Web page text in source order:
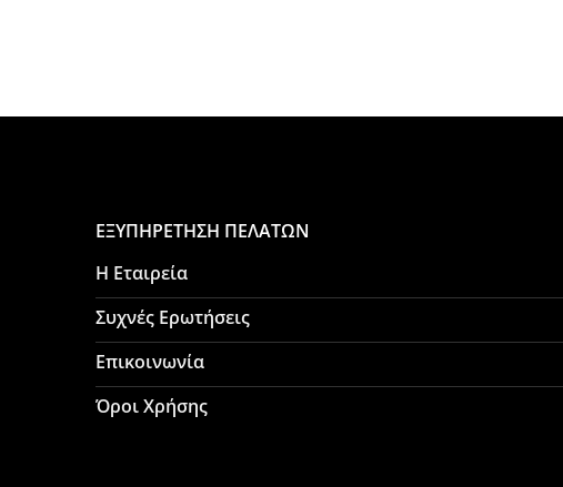
ΕΞΥΠΗΡΕΤΗΣΗ ΠΕΛΑΤΩΝ
Η Εταιρεία
Συχνές Ερωτήσεις
Επικοινωνία
Όροι Χρήσης